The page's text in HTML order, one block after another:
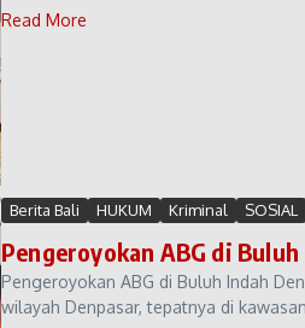
Read More
Berita Bali HUKUM Kriminal SOSIAL
Pengeroyokan ABG di
Pengeroyokan ABG di Buluh Indah
wilayah Denpasar, tepatnya di